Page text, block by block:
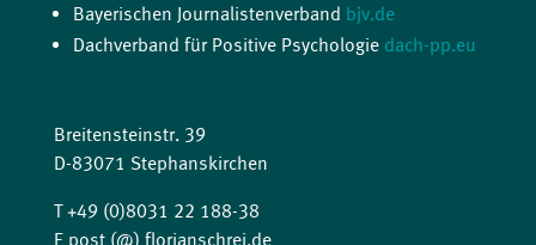
Bayerischen Journalistenverband bjv.de
Dachverband für Positive Psychologie dach-pp.eu
Breitensteinstr. 39
D-83071 Stephanskirchen
T +49 (0)8031 22 188-38
E post (@) florianschrei.de